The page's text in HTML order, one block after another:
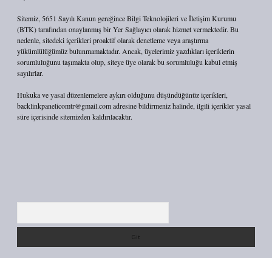
Sitemiz, 5651 Sayılı Kanun gereğince Bilgi Teknolojileri ve İletişim Kurumu
(BTK) tarafından onaylanmış bir Yer Sağlayıcı olarak hizmet vermektedir. Bu
nedenle, sitedeki içerikleri proaktif olarak denetleme veya araştırma
yükümlülüğümüz bulunmamaktadır. Ancak, üyelerimiz yazdıkları içeriklerin
sorumluluğunu taşımakta olup, siteye üye olarak bu sorumluluğu kabul etmiş
sayılırlar.
Hukuka ve yasal düzenlemelere aykırı olduğunu düşündüğünüz içerikleri,
backlinkpanelicomtr@gmail.comadresine bildirmeniz halinde, ilgili içerikler yasal
süre içerisinde sitemizden kaldırılacaktır.